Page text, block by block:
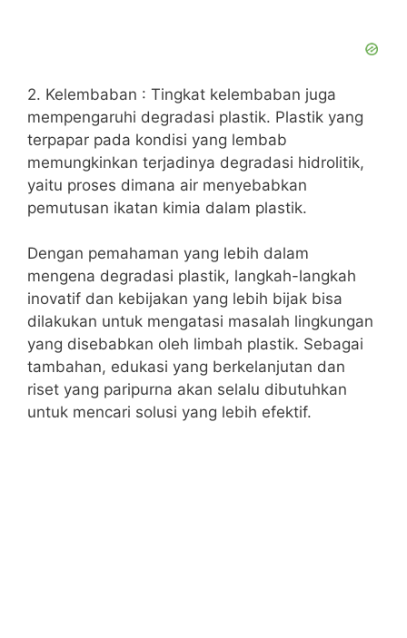
2. Kelembaban : Tingkat kelembaban juga
mempengaruhi degradasi plastik. Plastik yang
terpapar pada kondisi yang lembab
memungkinkan terjadinya degradasi hidrolitik,
yaitu proses dimana air menyebabkan
pemutusan ikatan kimia dalam plastik.
Dengan pemahaman yang lebih dalam
mengena degradasi plastik, langkah-langkah
inovatif dan kebijakan yang lebih bijak bisa
dilakukan untuk mengatasi masalah lingkungan
yang disebabkan oleh limbah plastik. Sebagai
tambahan, edukasi yang berkelanjutan dan
riset yang paripurna akan selalu dibutuhkan
untuk mencari solusi yang lebih efektif.